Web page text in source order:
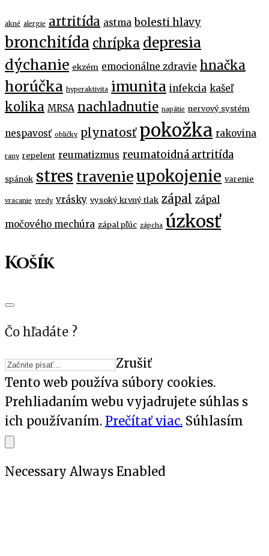
akné alergie artritída astma bolesti hlavy
bronchitída chrípka depresia
dýchanie ekzém emocionálne zdravie hnačka
horúčka hyperaktivita imunita infekcia kašeľ
kolika MRSA nachladnutie napätie nervový systém
nespavosť obličky plynatosť pokožka rakovina
rany repelent reumatizmus reumatoidná artritída
spánok stres travenieupokojenie varenie
vracanie vredy vrásky vysoký krvný tlak zápal zápal
močového mechúra zápal pľúc zápcha úzkosť
Košík
Čo hľadáte ?
Zrušiť
Tento web používa súbory cookies.
Prehliadaním webu vyjadrujete súhlas s
ich používaním. Prečítať viac. Súhlasím
Necessary Always Enabled